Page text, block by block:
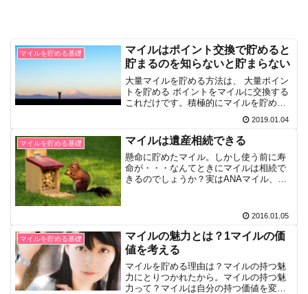
マイルを貯める基礎
マイルはポイント交換で貯めると
貯まるのを知らないと貯まらない
大量マイルを貯める方法は、 大量ポイン
トを貯める ポイントをマイルに交換する
これだけです。積極的にマイルを貯める
マイルに交換する、これが大量ポイント
を貯める方法です。裏技でも何でもな
く、この方法を知ってい...
2019.01.04
マイルを貯める基礎 マイルは遺産相続できる
懸命に貯めたマイル。しかし使う前に寿
命が・・・なんてときにマイルは相続で
きるのでしょうか？実はANAマイル、
利用してもらうために、死ぬ前にマイル
2016.01.05
マイルを貯める基礎
マイルの魅力とは？1マイルの価
値を考える
マイルを貯める理由は？マイルの持つ魅
力にとりつかれたから。マイルの持つ魅
力って？マイルは自分の持つ価値を変幻